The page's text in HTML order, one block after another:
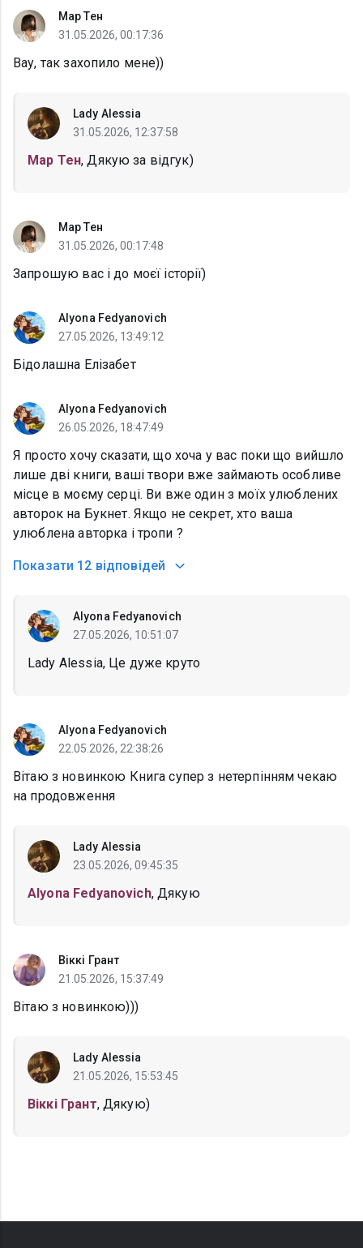
Мар Тен
31.05.2026, 00:17:36
Вау, так захопило мене))
Lady Alessia
31.05.2026, 12:37:58
Мар Тен, Дякую за відгук)
Мар Тен
31.05.2026, 00:17:48
Запрошую вас і до моєї історії)
Alyona Fedyanovich
27.05.2026, 13:49:12
Бідолашна Елізабет
Alyona Fedyanovich
26.05.2026, 18:47:49
Я просто хочу сказати, що хоча у вас поки що вийшло
лише дві книги, ваші твори вже займають особливе
місце в моєму серці. Ви вже один з моїх улюблених
авторок на Букнет. Якщо не секрет, хто ваша
улюблена авторка і тропи ?
Показати 12 відповідей
Alyona Fedyanovich
27.05.2026, 10:51:07
Lady Alessia, Це дуже круто
Alyona Fedyanovich
22.05.2026, 22:38:26
Вітаю з новинкою Книга супер з нетерпінням чекаю
на продовження
Lady Alessia
23.05.2026, 09:45:35
Alyona Fedyanovich, Дякую
Віккі Грант
21.05.2026, 15:37:49
Вітаю з новинкою)))
Lady Alessia
21.05.2026, 15:53:45
Віккі Грант, Дякую)